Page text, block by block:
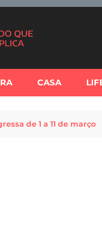
CASA
de 1 a 11 de março